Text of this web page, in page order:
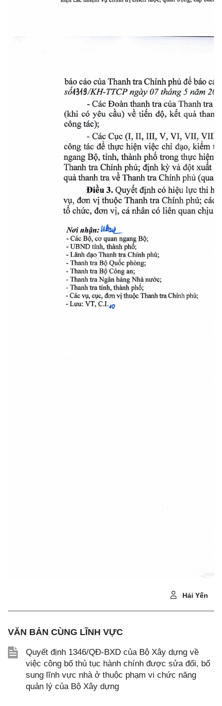
báo cáo cUa Thanh tra ChInh phU d báo
só434/KH-TTCP ngày 07 tháng 5 nàm
- Các Doàn thanh tra cUa Thanh tra
(khi có yêu cau) ye tiên d, két qua
cong tác);
- Các Cijc (I, II, III, V, VI, VII,
cong tác dé thirc hin vic chi dao, kiêm
ngang B, tinh, thành phô trong thirc hin
Thanh tra Chinh phU; djnh k' và dt xuât
qua thanh tra ye Thanh tra ChInh phU (qua
Diu 3. Quyt djnh có hiu 1rc thi
vçi, dan vj thuc Thanh tra ChInh phU; các
to chIrc, dan vj, cá nhân có lien quan cMu
Nii nhân: UL
- Các B, co quan ngang B;
- UBND tinh, thành phô;
- Länh dao Thanh tra ChInh phU;
- Thanh tra BO Quôc phông;
- Thanh tra B Cong an;
- Thanh tra Ngan hang Nhà nixàc;
- Thanh tra tinh, thành pho;
- Các vi, cic, dcm vi thuic Thanh tra ChInh phü;
- Liiu: VT, C.I. 0
Hải Yến
VĂN BẢN CÙNG LĨNH VỰC
Quyết định 1346/QĐ-BXD của Bộ Xây dựng về
việc công bố thủ tục hành chính được sửa đổi, bổ
sung lĩnh vực nhà ở thuộc phạm vi chức năng
quản lý của Bộ Xây dựng